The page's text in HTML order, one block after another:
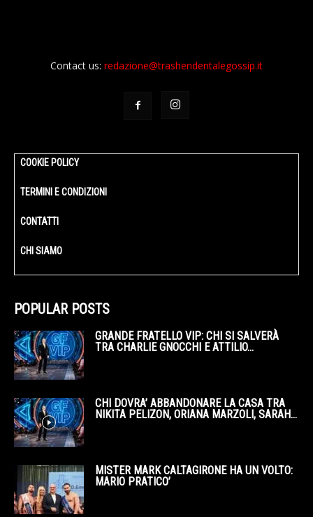
Contact us: redazione@trashendentalegossip.it
COOKIE POLICY
TERMINI E CONDIZIONI
CONTATTI
CHI SIAMO
POPULAR POSTS
GRANDE FRATELLO VIP: CHI SI SALVERÀ
TRA CHARLIE GNOCCHI E ATTILIO...
CHI DOVRA’ ABBANDONARE LA CASA TRA
NIKITA PELIZON, ORIANA MARZOLI, SARAH...
MISTER MARK CALTAGIRONE HA UN VOLTO:
MARIO PRATICO’